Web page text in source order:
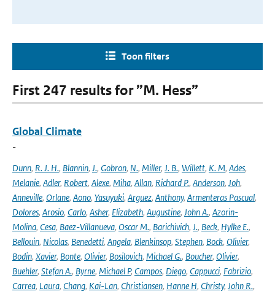
Toon filters
First 247 results for ”M. Hess”
Global Climate
-
Dunn, R. J. H., Blannin, J., Gobron, N., Miller, J. B., Willett, K. M, Ades,
Melanie, Adler, Robert, Alexe, Miha, Allan, Richard P., Anderson, Joh,
Anneville, Orlane, Aono, Yasuyuki, Arguez, Anthony, Armenteras Pascual,
Dolores, Arosio, Carlo, Asher, Elizabeth, Augustine, John A., Azorin-
Molina, Cesa, Baez-Villanueva, Oscar M., Barichivich, J., Beck, Hylke E.,
Bellouin, Nicolas, Benedetti, Angela, Blenkinsop, Stephen, Bock, Olivier,
Bodin, Xavier, Bonte, Olivier, Bosilovich, Michael G., Boucher, Olivier,
Buehler, Stefan A., Byrne, Michael P, Campos, Diego, Cappucci, Fabrizio,
Carrea, Laura, Chang, Kai-Lan, Christiansen, Hanne H, Christy, John R.,